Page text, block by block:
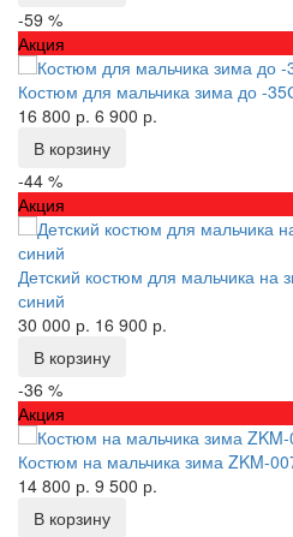
-59 %
Акция
Костюм для мальчика зима до -
16 800 р. 6 900 р.
В корзину
-44 %
Акция
Детский костюм для мальчика на
синий
30 000 р. 16 900 р.
В корзину
-36 %
Акция
Костюм на мальчика зима ZKM-
14 800 р. 9 500 р.
В корзину